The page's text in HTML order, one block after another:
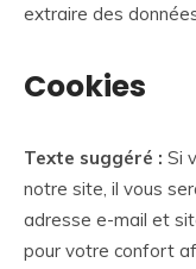
extraire des
Cookies
Texte suggéré : Si
notre site, il vous
adresse e-mail et
pour votre confort